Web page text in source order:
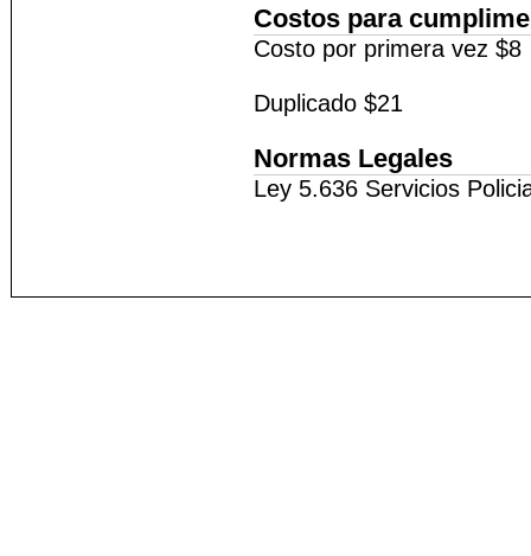
Costos para
Costo por primera vez $8
Duplicado $21
Normas Legales
Ley 5.636 Servicios